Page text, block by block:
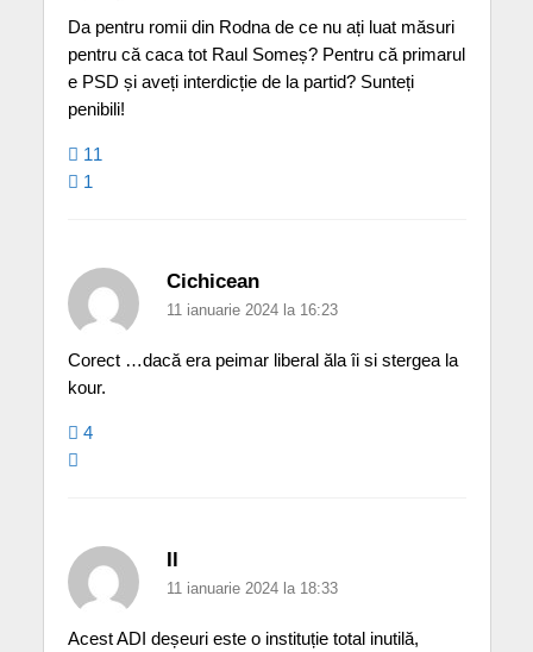
Da pentru romii din Rodna de ce nu ați luat măsuri
pentru că caca tot Raul Someș? Pentru că primarul
e PSD și aveți interdicție de la partid? Sunteți
penibili!
11
1
Cichicean
11 ianuarie 2024 la 16:23
Corect …dacă era peimar liberal ăla îi si stergea la
kour.
4
Il
11 ianuarie 2024 la 18:33
Acest ADI deșeuri este o instituție total inutilă,